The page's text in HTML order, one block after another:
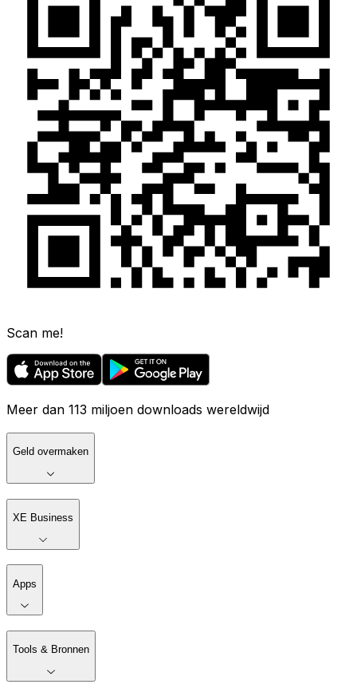
Scan me!
Meer dan 113 miljoen downloads wereldwijd
Geld overmaken
XE Business
Apps
Tools & Bronnen